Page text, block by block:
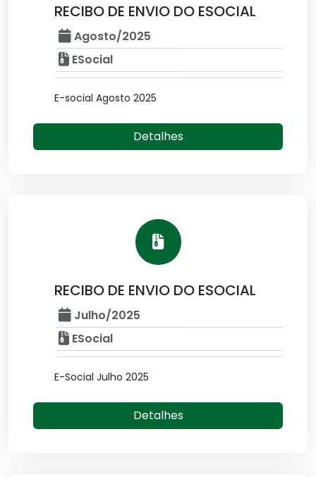
RECIBO DE ENVIO DO ESOCIAL
Agosto/2025
ESocial
E-social Agosto 2025
Detalhes
RECIBO DE ENVIO DO ESOCIAL
Julho/2025
ESocial
E-Social Julho 2025
Detalhes